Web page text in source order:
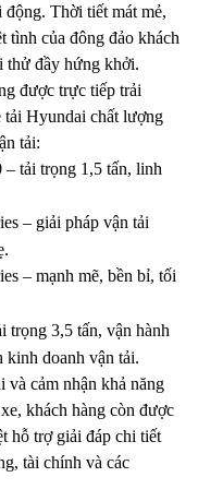
Thời tiết mát mẻ,
tình của đông đảo khách
thử đầy hứng khởi.
được trực tiếp trải
tải Hyundai chất lượng
tải:
tải trọng 1,5 tấn, linh
– giải pháp vận tải
– mạnh mẽ, bền bỉ, tối
3,5 tấn, vận hành
kinh doanh vận tải.
cảm nhận khả năng
khách hàng còn được
hỗ trợ giải đáp chi tiết
tài chính và các